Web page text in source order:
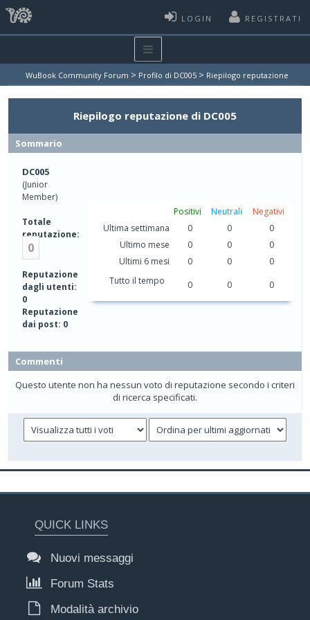
LOGIN REGISTRATI
WuBook Community Forum > Profilo di DC005 > Riepilogo reputazione
Riepilogo reputazione di DC005
Sommario
DC005
(Junior
Member)
Totale
reputazione:
0
Reputazione
dagli utenti:
0
Reputazione
dai post: 0
Positivi Neutrali
Negativi
Ultima settimana
0 0
0
Ultimo mese
0 0
0
Ultimi 6 mesi
0 0
0
Tutto il tempo
0 0 0
Commenti
Questo utente non ha nessun voto di reputazione secondo i criteri
di ricerca specificati.
QUICK LINKS
Nuovi messaggi
Forum Stats
Modalità archivio